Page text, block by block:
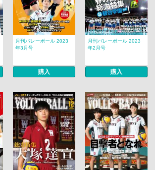
月刊バレーボール 2023
年3月号
購入
月刊バレーボール 2023
年2月号
購入